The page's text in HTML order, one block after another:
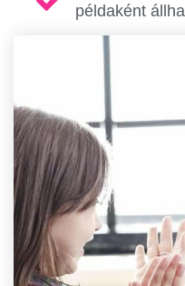
példaként